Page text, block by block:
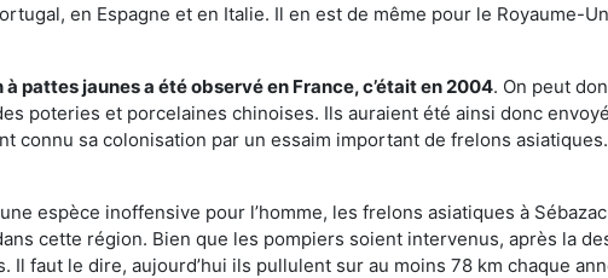
en Espagne et en Italie. Il en est de même pour le Royaume-
pattes jaunes a été observé en France, c’était en 2004. On peut
poteries et porcelaines chinoises. Ils auraient été ainsi donc
connu sa colonisation par un essaim important de frelons
espèce inoffensive pour l’homme, les frelons asiatiques à
cette région. Bien que les pompiers soient intervenus, après la
Il faut le dire, aujourd’hui ils pullulent sur au moins 78 km chaque